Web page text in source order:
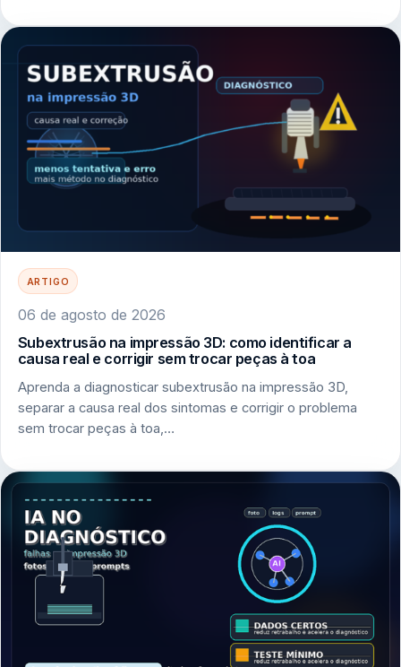
ARTIGO
06 de agosto de 2026
Subextrusão na impressão 3D: como identificar a
causa real e corrigir sem trocar peças à toa
Aprenda a diagnosticar subextrusão na impressão 3D,
separar a causa real dos sintomas e corrigir o problema
sem trocar peças à toa,…